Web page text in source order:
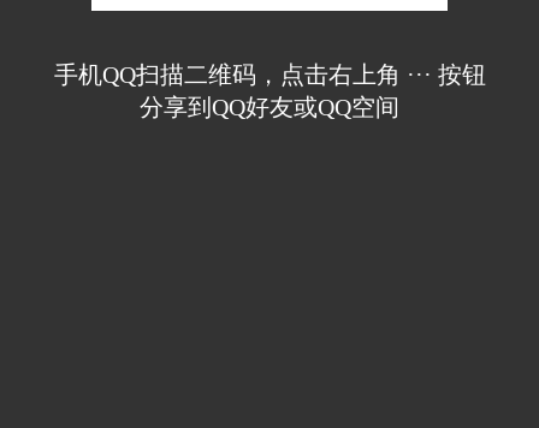
手机QQ扫描二维码，点击右上角 ··· 按钮
分享到QQ好友或QQ空间